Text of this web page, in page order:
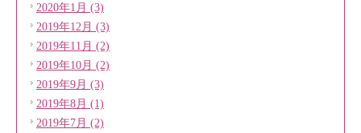
2020年1月 (3)
2019年12月 (3)
2019年11月 (2)
2019年10月 (2)
2019年9月 (3)
2019年8月 (1)
2019年7月 (2)